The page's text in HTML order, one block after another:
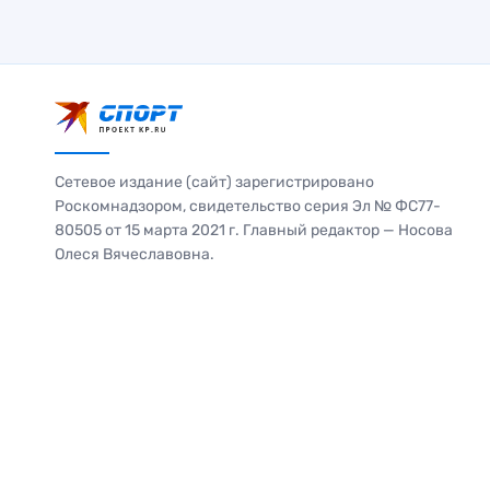
Сетевое издание (сайт) зарегистрировано
Роскомнадзором, свидетельство серия Эл № ФС77-
80505 от 15 марта 2021 г. Главный редактор — Носова
Олеся Вячеславовна.